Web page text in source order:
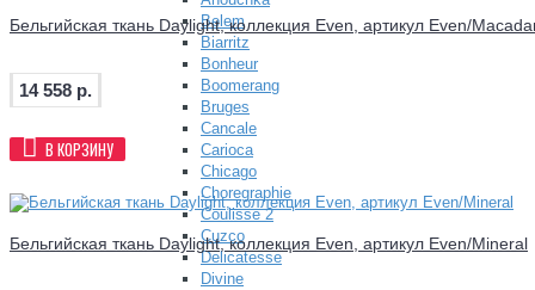
Belem
Biarritz
Bonheur
Boomerang
Bruges
Cancale
Carioca
Chicago
Choregraphie
Coulisse 2
Cuzco
Delicatesse
Divine
Бельгийская ткань Daylight, коллекция Even, артикул Even/
14 558 р.
В КОРЗИНУ
Бельгийская ткань Daylight, коллекция Even, артикул Even/Mineral